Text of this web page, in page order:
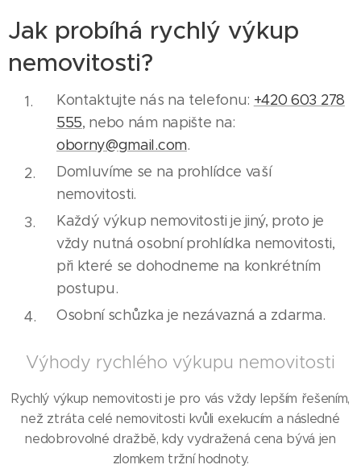
Jak probíhá rychlý výkup
nemovitosti?
Kontaktujte nás na telefonu: +420 603 278
555, nebo nám napište na:
oborny@gmail.com.
Domluvíme se na prohlídce vaší
nemovitosti.
Každý výkup nemovitosti je jiný, proto je
vždy nutná osobní prohlídka nemovitosti,
při které se dohodneme na konkrétním
postupu.
Osobní schůzka je nezávazná a zdarma.
Výhody rychlého výkupu nemovitosti
Rychlý výkup nemovitosti je pro vás vždy lepším řešením,
než ztráta celé nemovitosti kvůli exekucím a následné
nedobrovolné dražbě, kdy vydražená cena bývá jen
zlomkem tržní hodnoty.